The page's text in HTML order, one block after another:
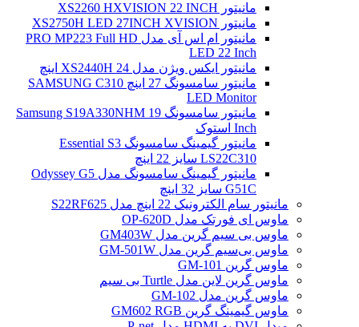
مانیتور XS2260 HXVISION 22 INCH
مانیتور XS2750H LED 27INCH XVISION
مانیتور ام اس آی مدل PRO MP223 Full HD
LED 22 Inch
مانیتور ایکس ویژن مدل XS2440H 24 اینچ
مانیتور سامسونگ 27 اینچ SAMSUNG C310
LED Monitor
مانیتور سامسونگ Samsung S19A330NHM 19
Inch استوک
مانیتور گیمینگ سامسونگ Essential S3
LS22C310 سایز 22 اینچ
مانیتور گیمینگ سامسونگ مدل Odyssey G5
G51C سایز 32 اینچ
مانیتور سام الکترونیک 22 اینچ مدل S22RF625
ماوس ای فورتک مدل OP-620D
ماوس بی سیم گرین مدل GM403W
ماوس بی‌سیم گرین مدل GM-501W
ماوس گرین GM-101
ماوس گرین لاین مدل Turtle بی سیم
ماوس گرین مدل GM-102
ماوس گیمینگ گرین GM602 RGB